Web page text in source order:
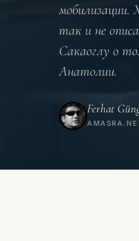
мобилизации.
так и не
Сакаоглу о
Анатолии.
Ferhat